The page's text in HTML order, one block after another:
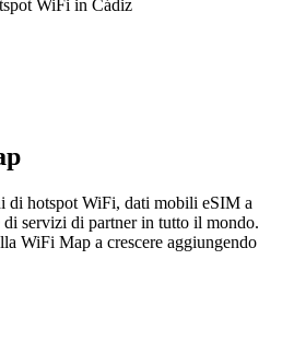
WiFi in Cádiz
di hotspot WiFi, dati mobili eSIM a
di servizi di partner in tutto il mondo.
WiFi Map a crescere aggiungendo